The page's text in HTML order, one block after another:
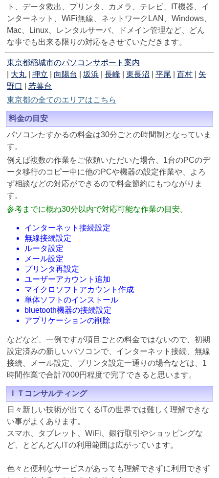
ト、データ救出、プリンタ、カメラ、テレビ、IT機器、イ
ンターネット、WiFi無線、ネットワークLAN、Windows、
Mac、Linux、レンタルサーバ、ドメイン管理など、どん
な事でも出来る限りの対応をさせていただきます。
東京都稲城市のパソコンサポート案内
大丸 押立 向陽台 坂浜 長峰 東長沼 平尾 百村
矢
野口
若葉台
東京都の全てのエリアはこちら
料金の目安
パソコンたすかるの料金は30分ごとの時間制となっていま
す。
例えば複数の作業をご依頼いただいた場合、1台のPCのデ
ータ移行のコピー中に他のPCや機器の設定作業や、よろ
ず相談などの対応ができるので料金節約にもつながりま
す。
参考までに概ね30分以内で対応可能な作業の目安。
インターネット接続設定
無線接続設定
ルータ設定
メール設定
プリンタ再設定
ユーザーアカウント追加
マイクロソフトアカウント作成
単体ソフトのインストール
bluetooth機器の接続設定
アプリケーションの削除
などなど、一例ですが項目ごとの料金ではないので、初期
設定済みの新しいパソコンで、インターネット接続、無線
接続、メール設定、プリンタ設定一通りの場合などは、1
時間作業で合計7000円程度で完了できると思います。
ＩＴコンサルティング
日々新しい技術が出てくるITの世界では難しく理解できな
い事がよくあります。
スマホ、タブレット、WiFi、銀行取引やショッピングな
ど、とどんどんITの利用範囲は広がっています。
色々と便利なサービスがあっても理解できずに利用できず